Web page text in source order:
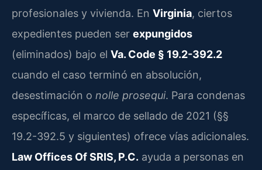
profesionales y vivienda. En Virginia, ciertos
expedientes pueden ser expungidos
(eliminados) bajo el Va. Code § 19.2-392.2
cuando el caso terminó en absolución,
desestimación o nolle prosequi. Para condenas
específicas, el marco de sellado de 2021 (§§
19.2-392.5 y siguientes) ofrece vías adicionales.
Law Offices Of SRIS, P.C. ayuda a personas en